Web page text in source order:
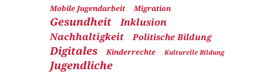
Mobile Jugendarbeit Migration
Gesundheit
Inklusion
Nachhaltigkeit
Politische Bildung
Digitales Kinderrechte Kulturelle Bildung
Jugendliche